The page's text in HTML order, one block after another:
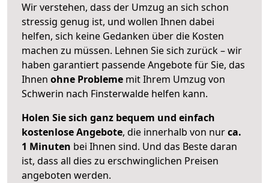
Wir verstehen, dass der Umzug an sich schon
stressig genug ist, und wollen Ihnen dabei
helfen, sich keine Gedanken über die Kosten
machen zu müssen. Lehnen Sie sich zurück – wir
haben garantiert passende Angebote für Sie, das
Ihnen ohne Probleme mit Ihrem Umzug von
Schwerin nach Finsterwalde helfen kann.
Holen Sie sich ganz bequem und einfach
kostenlose Angebote, die innerhalb von nurca.
1 Minuten bei Ihnen sind. Und das Beste daran
ist, dass all dies zu erschwinglichen Preisen
angeboten werden.